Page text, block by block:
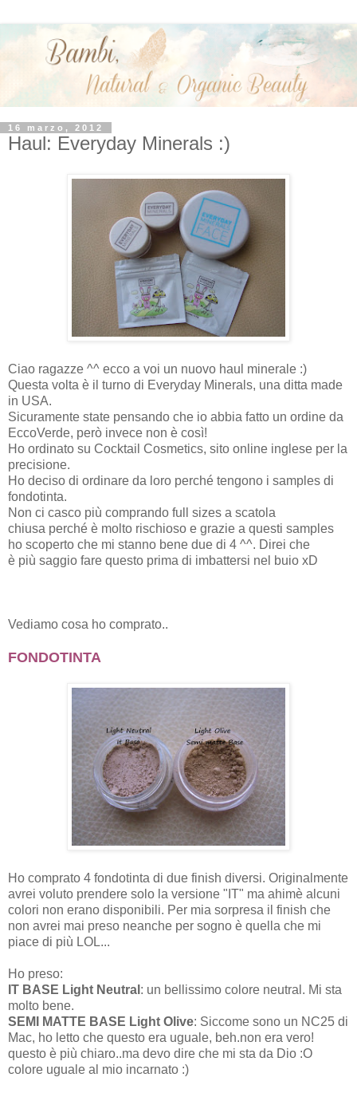
16 marzo, 2012
Haul: Everyday Minerals :)
Ciao ragazze ^^ ecco a voi un nuovo haul minerale :)
Questa volta è il turno di Everyday Minerals, una ditta made
in USA.
Sicuramente state pensando che io abbia fatto un ordine da
EccoVerde, però invece non è così!
Ho ordinato su Cocktail Cosmetics, sito online inglese per la
precisione.
Ho deciso di ordinare da loro perché tengono i samples di
fondotinta.
Non ci casco più comprando full sizes a scatola
chiusa perché è molto rischioso e grazie a questi samples
ho scoperto che mi stanno bene due di 4 ^^. Direi che
è più saggio fare questo prima di imbattersi nel buio xD
Vediamo cosa ho comprato..
FONDOTINTA
Ho comprato 4 fondotinta di due finish diversi. Originalmente
avrei voluto prendere solo la versione "IT" ma ahimè alcuni
colori non erano disponibili. Per mia sorpresa il finish che
non avrei mai preso neanche per sogno è quella che mi
piace di più LOL...
Ho preso:
IT BASE Light Neutral : un bellissimo colore neutral. Mi sta
molto bene.
SEMI MATTE BASE Light Olive: Siccome sono un NC25 di
Mac, ho letto che questo era uguale, beh.non era vero!
questo è più chiaro..ma devo dire che mi sta da Dio :O
colore uguale al mio incarnato :)